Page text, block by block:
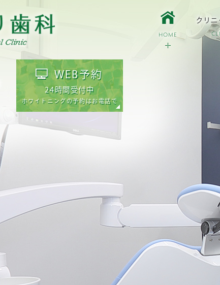
WEB予約
24時間受付中
ホワイトニングの予約はお電話で
HOME
クリニ